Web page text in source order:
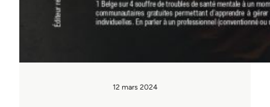
12 mars 2024